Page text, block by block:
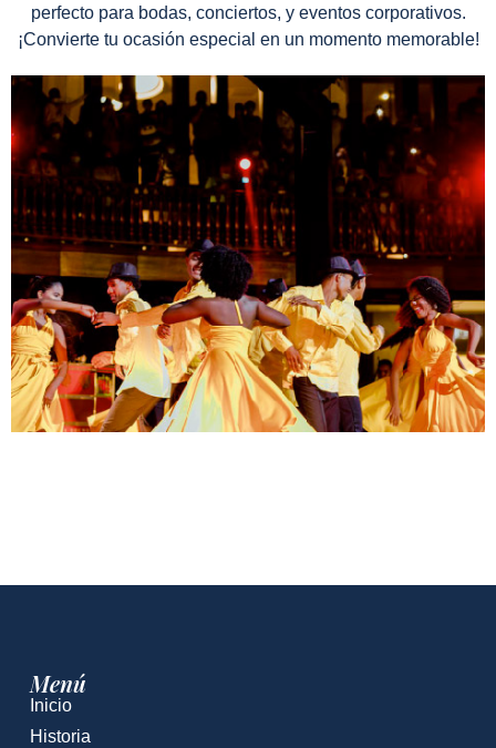
perfecto para bodas, conciertos, y eventos corporativos.
¡Convierte tu ocasión especial en un momento memorable!
Menú
Inicio
Historia